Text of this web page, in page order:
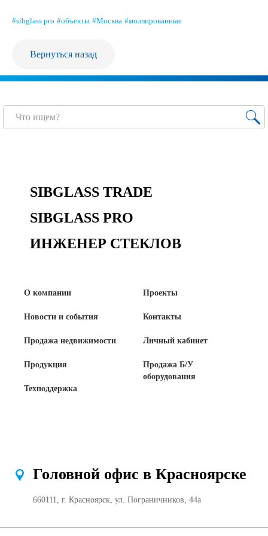
#sibglass pro #объекты #Москва #моллированные
Вернуться назад
SIBGLASS TRADE
SIBGLASS PRO
ИНЖЕНЕР СТЕКЛОВ
О компании
Новости и события
Продажа недвижимости
Продукция
Техподдержка
Проекты
Контакты
Личный кабинет
Продажа Б/У
оборудования
Головной офис в Красноярске
660111, г. Красноярск, ул. Пограничников, 44а